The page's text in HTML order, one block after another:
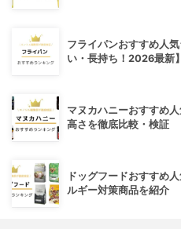
フライパンおすすめ人
い・長持ち！2026最新】
マヌカハニーおすすめ
高さを徹底比較・検証
ドッグフードおすすめ
ルギー対策商品を紹介